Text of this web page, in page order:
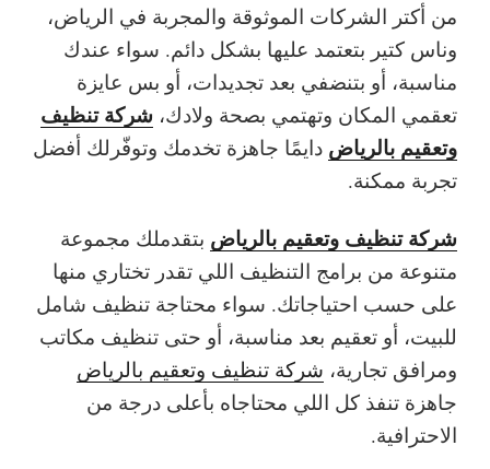
من أكتر الشركات الموثوقة والمجربة في الرياض،
وناس كتير بتعتمد عليها بشكل دائم. سواء عندك
مناسبة، أو بتنضفي بعد تجديدات، أو بس عايزة
تعقمي المكان وتهتمي بصحة ولادك، شركة تنظيف
وتعقيم بالرياض دايمًا جاهزة تخدمك وتوفّرلك أفضل
تجربة ممكنة.
شركة تنظيف وتعقيم بالرياض بتقدملك مجموعة
متنوعة من برامج التنظيف اللي تقدر تختاري منها
على حسب احتياجاتك. سواء محتاجة تنظيف شامل
للبيت، أو تعقيم بعد مناسبة، أو حتى تنظيف مكاتب
ومرافق تجارية، شركة تنظيف وتعقيم بالرياض
جاهزة تنفذ كل اللي محتاجاه بأعلى درجة من
الاحترافية.